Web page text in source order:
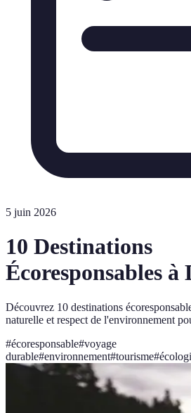
5 juin 2026
10 Destinations
Écoresponsables
Découvrez 10 destinations
naturelle et respect de l'environnement
#écoresponsable#voyage
durable#environnement#tourisme#